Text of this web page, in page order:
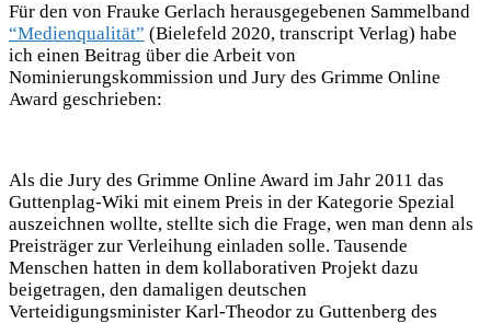
Für den von Frauke Gerlach herausgegebenen Sammelband
“Medienqualität” (Bielefeld 2020, transcript Verlag) habe
ich einen Beitrag über die Arbeit von
Nominierungskommission und Jury des Grimme Online
Award geschrieben:
Als die Jury des Grimme Online Award im Jahr 2011 das
Guttenplag-Wiki mit einem Preis in der Kategorie Spezial
auszeichnen wollte, stellte sich die Frage, wen man denn als
Preisträger zur Verleihung einladen solle. Tausende
Menschen hatten in dem kollaborativen Projekt dazu
beigetragen, den damaligen deutschen
Verteidigungsminister Karl-Theodor zu Guttenberg des